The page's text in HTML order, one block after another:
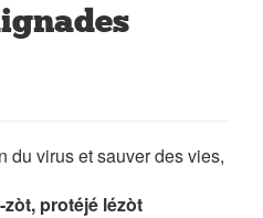
du virus et sauver des vies,
zòt, protéjé lézòt